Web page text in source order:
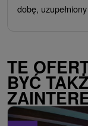
dobę,
TE
BYĆ